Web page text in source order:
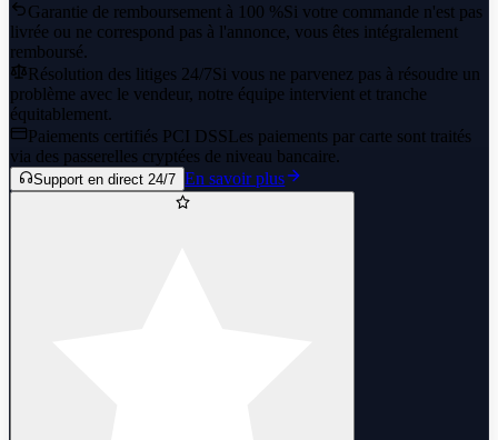
Garantie de remboursement à 100 %Si votre commande n'est pas
livrée ou ne correspond pas à l'annonce, vous êtes intégralement
remboursé.
Résolution des litiges 24/7Si vous ne parvenez pas à résoudre un
problème avec le vendeur, notre équipe intervient et tranche
équitablement.
Paiements certifiés PCI DSSLes paiements par carte sont traités
via des passerelles cryptées de niveau bancaire.
Support en direct 24/7 En savoir plus